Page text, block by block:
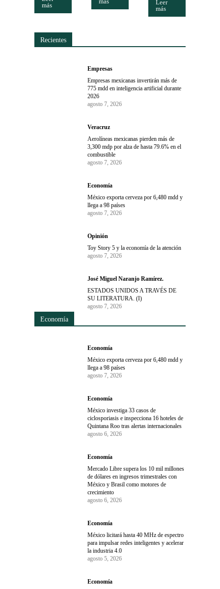
más
Leer
más
Recientes
Empresas
Empresas mexicanas invertirán más de
775 mdd en inteligencia artificial durante
2026
agosto 7, 2026
Veracruz
Aerolíneas mexicanas pierden más de
3,300 mdp por alza de hasta 79.6% en el
combustible
agosto 7, 2026
Economía
México exporta cerveza por 6,480 mdd y
llega a 98 países
agosto 7, 2026
Opinión
Toy Story 5 y la economía de la atención
agosto 7, 2026
José Miguel Naranjo Ramírez.
ESTADOS UNIDOS A TRAVÉS DE
SU LITERATURA. (I)
agosto 7, 2026
Economía
Economía
México exporta cerveza por 6,480 mdd y
llega a 98 países
agosto 7, 2026
Economía
México investiga 33 casos de
ciclosporiasis e inspecciona 16 hoteles de
Quintana Roo tras alertas internacionales
agosto 6, 2026
Economía
Mercado Libre supera los 10 mil millones
de dólares en ingresos trimestrales con
México y Brasil como motores de
crecimiento
agosto 6, 2026
Economía
México licitará hasta 40 MHz de espectro
para impulsar redes inteligentes y acelerar
la industria 4.0
agosto 5, 2026
Economía